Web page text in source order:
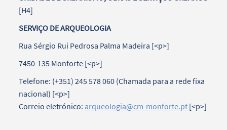
[H4]
SERVIÇO DE ARQUEOLOGIA
Rua Sérgio Rui Pedrosa Palma Madeira [<p>]
7450-135 Monforte [<p>]
Telefone: (+351) 245 578 060 (Chamada para a rede fixa
nacional) [<p>]
Correio eletrónico: arqueologia@cm-monforte.pt [<p>]